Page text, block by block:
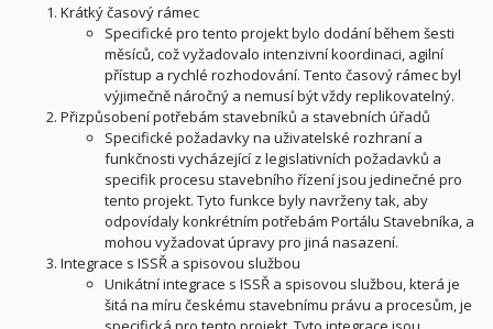
Krátký časový rámec
Specifické pro tento projekt bylo dodání během šesti
měsíců, což vyžadovalo intenzivní koordinaci, agilní
přístup a rychlé rozhodování. Tento časový rámec byl
výjimečně náročný a nemusí být vždy replikovatelný.
Přizpůsobení potřebám stavebníků a stavebních úřadů
Specifické požadavky na uživatelské rozhraní a
funkčnosti vycházející z legislativních požadavků a
specifik procesu stavebního řízení jsou jedinečné pro
tento projekt. Tyto funkce byly navrženy tak, aby
odpovídaly konkrétním potřebám Portálu Stavebníka, a
mohou vyžadovat úpravy pro jiná nasazení.
Integrace s ISSŘ a spisovou službou
Unikátní integrace s ISSŘ a spisovou službou, která je
šitá na míru českému stavebnímu právu a procesům, je